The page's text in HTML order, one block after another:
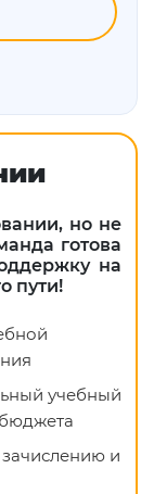
но не
готова
на
пути!
учебный
и